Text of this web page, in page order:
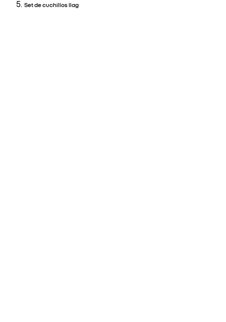
Set de cuchillos Ilag